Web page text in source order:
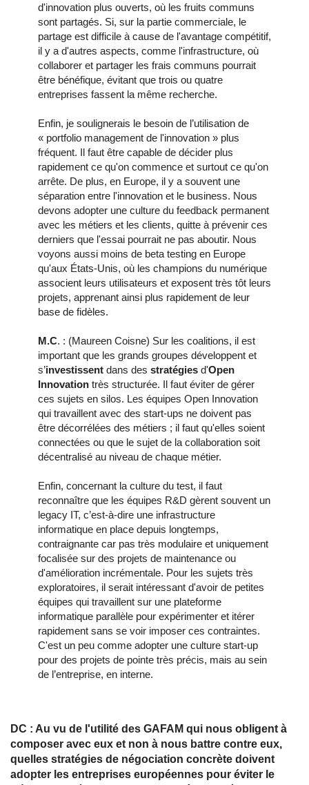
d'innovation plus ouverts, où les fruits communs
sont partagés. Si, sur la partie commerciale, le
partage est difficile à cause de l'avantage compétitif,
il y a d'autres aspects, comme l'infrastructure, où
collaborer et partager les frais communs pourrait
être bénéfique, évitant que trois ou quatre
entreprises fassent la même recherche.
Enfin, je soulignerais le besoin de l’utilisation de
« portfolio management de l'innovation » plus
fréquent. Il faut être capable de décider plus
rapidement ce qu'on commence et surtout ce qu'on
arrête. De plus, en Europe, il y a souvent une
séparation entre l'innovation et le business. Nous
devons adopter une culture du feedback permanent
avec les métiers et les clients, quitte à prévenir ces
derniers que l'essai pourrait ne pas aboutir. Nous
voyons aussi moins de beta testing en Europe
qu'aux États-Unis, où les champions du numérique
associent leurs utilisateurs et exposent très tôt leurs
projets, apprenant ainsi plus rapidement de leur
base de fidèles.
M.C. : (Maureen Coisne) Sur les coalitions, il est
important que les grands groupes développent et
s’investissent dans des stratégies d'Open
Innovation très structurée. Il faut éviter de gérer
ces sujets en silos. Les équipes Open Innovation
qui travaillent avec des start-ups ne doivent pas
être décorrélées des métiers ; il faut qu'elles soient
connectées ou que le sujet de la collaboration soit
décentralisé au niveau de chaque métier.
Enfin, concernant la culture du test, il faut
reconnaître que les équipes R&D gèrent souvent un
legacy IT, c’est-à-dire une infrastructure
informatique en place depuis longtemps,
contraignante car pas très modulaire et uniquement
focalisée sur des projets de maintenance ou
d'amélioration incrémentale. Pour les sujets très
exploratoires, il serait intéressant d'avoir de petites
équipes qui travaillent sur une plateforme
informatique parallèle pour expérimenter et itérer
rapidement sans se voir imposer ces contraintes.
C'est un peu comme adopter une culture start-up
pour des projets de pointe très précis, mais au sein
de l’entreprise, en interne.
DC : Au vu de l'utilité des GAFAM qui nous obligent à
composer avec eux et non à nous battre contre eux,
quelles stratégies de négociation concrète doivent
adopter les entreprises européennes pour éviter le